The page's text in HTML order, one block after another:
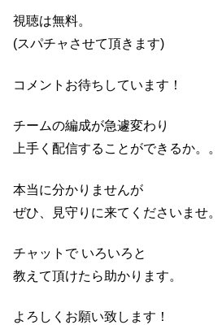
視聴は無料。
(スパチャさせて頂きます)
コメントお待ちしています！
チームの編成が急遽変わり
上手く配信することができるか。。
本当に分かりませんが
ぜひ、見守りに来てくださいませ。
チャットで いろいろと
教えて頂けたら助かります。
よろしくお願い致します！